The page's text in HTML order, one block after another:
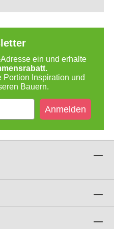
ein und erhalte
Portion Inspiration und
Bauern.
Anmelden